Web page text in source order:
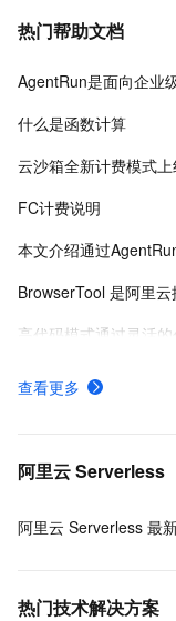
热门帮助文档
什么是函数计算
云沙箱全新计费模式
FC计费说明
全部API接口调用与管
查看更多
阿里云 Serverless
阿里云 Serverless 最
热门技术解决方案